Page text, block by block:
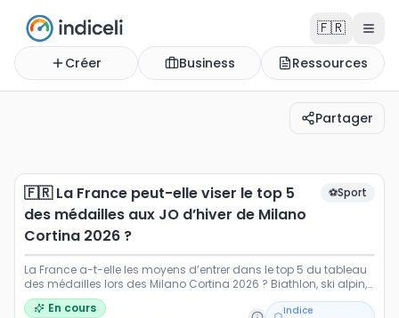
🇫🇷
Créer Business Ressources
Partager
🇫🇷 La France peut-elle viser le top 5 des médailles
La France a-t-elle les moyens d’entrer dans le top 5
🇫🇷 La France peut-elle viser le top 5
des médailles aux JO d’hiver de Milano
Cortina 2026 ?
⚽Sport
La France a-t-elle les moyens d’entrer dans le top 5 du tableau
des médailles lors des Milano Cortina 2026 ? Biathlon, ski alpin,
snowboard, ski nordique : performances attendues, dynamique
de l’équipe de France, génération montante et historique
En cours
Indice